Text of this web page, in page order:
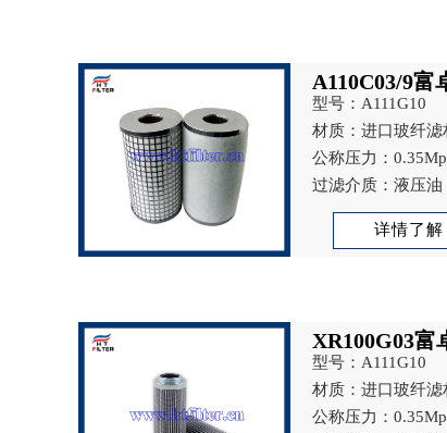
A110C03/9
型号：A111G10
材质：进口玻纤滤
公称压力：
过滤介质：液压油
详情了解
XR100G03富
型号：A111G10
材质：进口玻纤滤
公称压力：